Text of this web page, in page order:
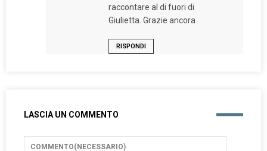
raccontare al di fuori di
Giulietta. Grazie ancora
RISPONDI
LASCIA UN COMMENTO